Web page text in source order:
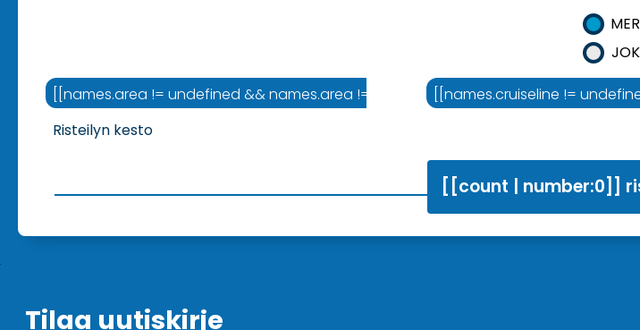
[[names.area != undefined && names.area != '' ? names.area :'Risteilyalue']]
[[names.cruiseline !=
Risteilyn kesto
Tilaa uutiskirje